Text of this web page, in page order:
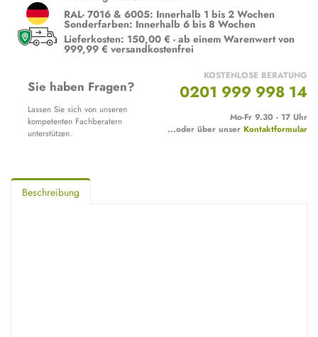
RAL- 7016 & 6005: Innerhalb 1 bis 2 Wochen
Sonderfarben: Innerhalb 6 bis 8 Wochen
Lieferkosten: 150,00 € - ab einem Warenwert von
999,99 € versandkostenfrei
Sie haben Fragen?
Lassen Sie sich von unseren
kompetenten Fachberatern
unterstützen.
KOSTENLOSE BERATUNG
0201 999 998 14
Mo-Fr 9.30 - 17 Uhr
...oder über unser Kontaktformular
Beschreibung